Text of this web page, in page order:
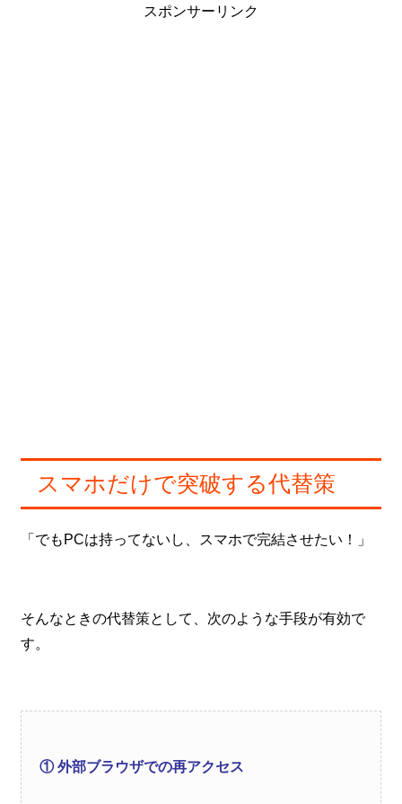
スポンサーリンク
スマホだけで突破する代替策
「でもPCは持ってないし、スマホで完結させたい！」
そんなときの代替策として、次のような手段が有効で
す。
① 外部ブラウザでの再アクセス